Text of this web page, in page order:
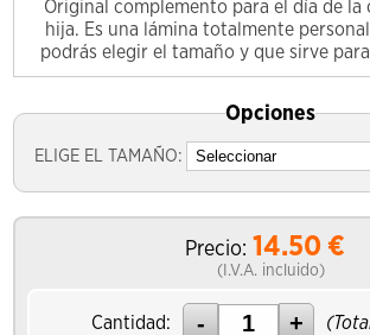
Original complemento para el día de la
hija. Es una lámina totalmente
podrás elegir el tamaño y que sirve
Opciones
ELIGE EL TAMAÑO:
Precio: 14.50€
(I.V.A. incluido)
Cantidad: